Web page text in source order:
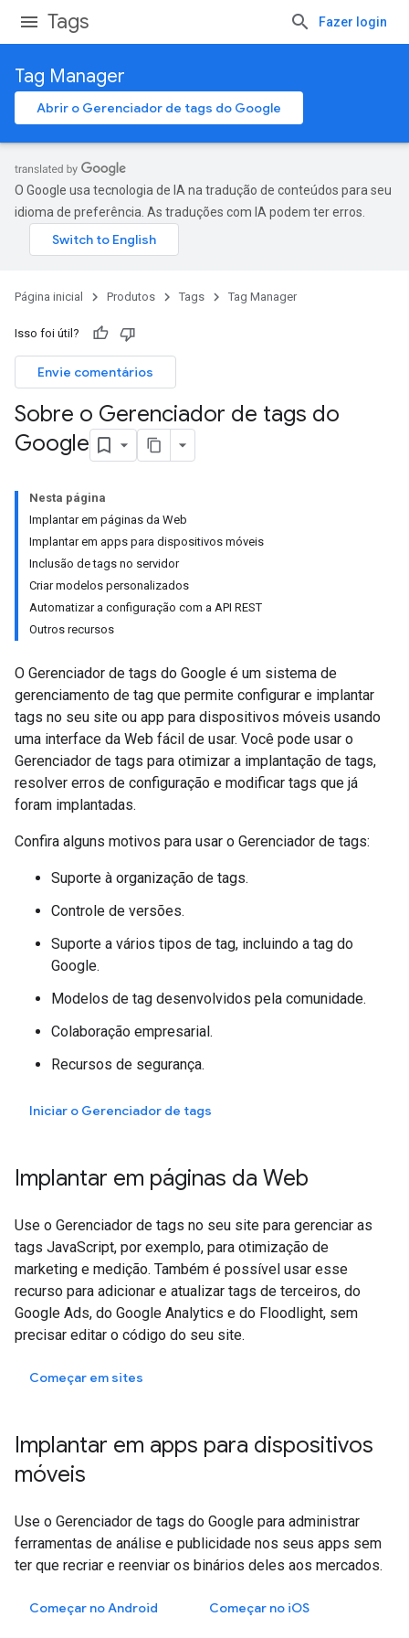
Tags Fazer login
Tag Manager
Abrir o Gerenciador de tags do Google
O Google usa tecnologia de IA na tradução de conteúdos para seu
idioma de preferência. As traduções com IA podem ter erros.
Página inicial Produtos Tags Tag Manager
Isso foi útil?
Envie comentários
Sobre o Gerenciador de tags do
Google
Nesta página
Implantar em páginas da Web
Implantar em apps para dispositivos móveis
Inclusão de tags no servidor
Criar modelos personalizados
Automatizar a configuração com a API REST
Outros recursos
O Gerenciador de tags do Google é um sistema de
gerenciamento de tag que permite configurar e implantar
tags no seu site ou app para dispositivos móveis usando
uma interface da Web fácil de usar. Você pode usar o
Gerenciador de tags para otimizar a implantação de tags,
resolver erros de configuração e modificar tags que já
foram implantadas.
Confira alguns motivos para usar o Gerenciador de tags:
Suporte à organização de tags.
Controle de versões.
Suporte a vários tipos de tag, incluindo a tag do
Google.
Modelos de tag desenvolvidos pela comunidade.
Colaboração empresarial.
Recursos de segurança.
Iniciar o Gerenciador de tags
Implantar em páginas da Web
Use o Gerenciador de tags no seu site para gerenciar as
tags JavaScript, por exemplo, para otimização de
marketing e medição. Também é possível usar esse
recurso para adicionar e atualizar tags de terceiros, do
Google Ads, do Google Analytics e do Floodlight, sem
precisar editar o código do seu site.
Começar em sites
Implantar em apps para dispositivos
móveis
Use o Gerenciador de tags do Google para administrar
ferramentas de análise e publicidade nos seus apps sem
ter que recriar e reenviar os binários deles aos mercados.
Começar no Android Começar no iOS